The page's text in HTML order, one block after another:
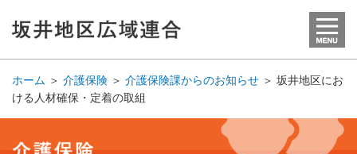
ホーム ＞ 介護保険 ＞ 介護保険課からのお知らせ ＞ 坂井地区にお
ける人材確保・定着の取組